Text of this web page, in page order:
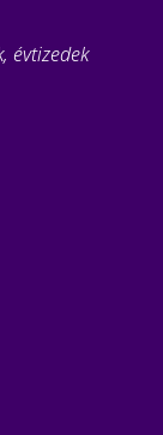
évtizedek